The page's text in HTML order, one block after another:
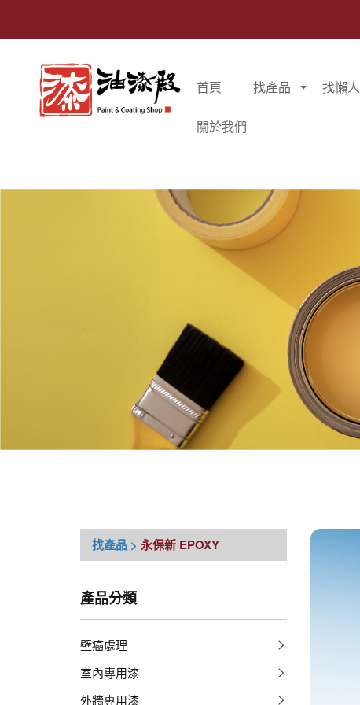
首頁 找產品 找懶
關於我們
找產品 > 永保新 EPOXY
產品分類
壁癌處理
室內專用漆
外牆專用漆